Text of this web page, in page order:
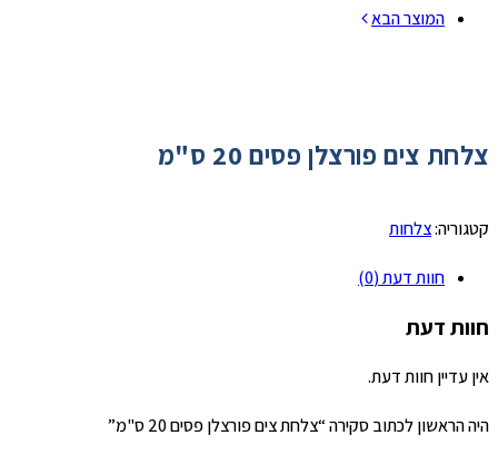
המוצר הבא
צלחת צים פורצלן פסים 20 ס"מ
קטגוריה:צלחות
חוות דעת (0)
חוות דעת
אין עדיין חוות דעת.
היה הראשון לכתוב סקירה “צלחת צים פורצלן פסים 20 ס"מ”